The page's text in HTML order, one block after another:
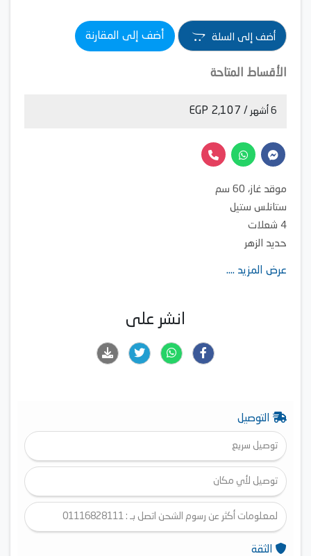
أضف إلى السلة أضف إلى المقارنة
الأقساط المتاحة
6 أشهر / 2,107 EGP
موقد غاز، 60 سم
ستانلس ستيل
4 شعلات
حديد الزهر
عرض المزيد ....
انشر على
التوصيل
توصيل سريع
توصيل لأي مكان
لمعلومات أكثر عن رسوم الشحن اتصل بـ : 01116828111
الثقة